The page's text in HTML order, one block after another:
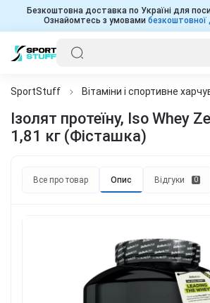
Безкоштовна доставка по Україні для
Ознайомтесь з умовами безкоштовної
SportStuff Вітаміни і спортивне
Ізолят протеїну, Iso Whey
1,81 кг (Фісташка)
Все про товар Опис Відгуки 0